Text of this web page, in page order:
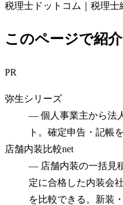
税理士ドットコム｜税理士
このページで紹
PR
弥生シリーズ
— 個人事業主から法
ト。確定申告・記帳
店舗内装比較net
— 店舗内装の一括見
定に合格した内装会
を比較できる。新装